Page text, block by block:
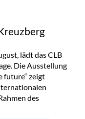
lädt das CLB
Die Ausstellung
future“ zeigt
des
–